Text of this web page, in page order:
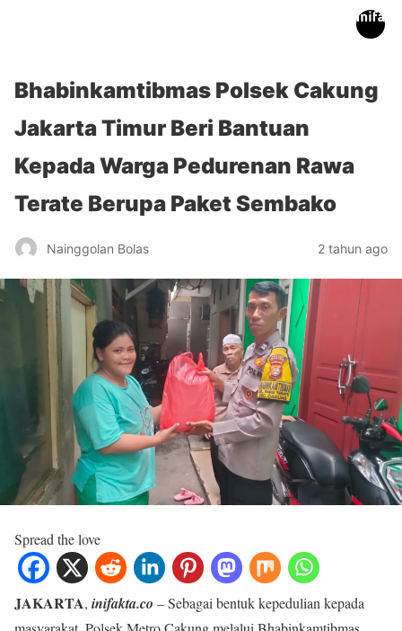
Bhabinkamtibmas Polsek Cakung
Jakarta Timur Beri Bantuan
Kepada Warga Pedurenan Rawa
Terate Berupa Paket Sembako
Nainggolan Bolas 2 tahun ago
Spread the love
JAKARTA, inifakta.co – Sebagai bentuk kepedulian kepada